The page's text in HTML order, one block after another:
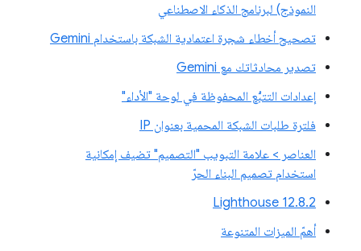
النموذج) لبرنامج الذكاء الاصطناعي
تصحيح أخطاء شجرة اعتمادية الشبكة باستخدام Gemini
تصدير محادثاتك مع Gemini
إعدادات التتبُّع المحفوظة في لوحة "الأداء"
فلترة طلبات الشبكة المحمية بعنوان IP
العناصر > علامة التبويب "التصميم" تضيف إمكانية
استخدام تصميم البناء الحرّ
‫Lighthouse 12.8.2
أهمّ الميزات المتنوعة